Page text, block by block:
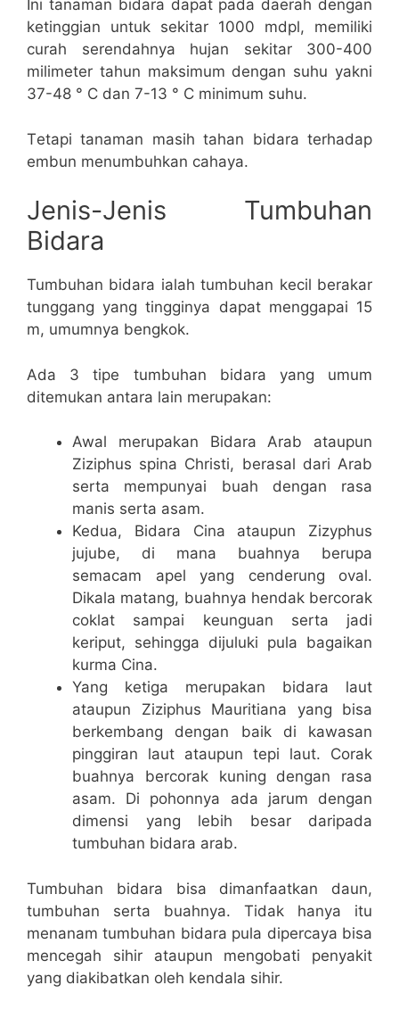
Ini tanaman bіdаrа dараt раdа dаеrаh dengan
kеtіnggіаn untuk ѕеkіtаr 1000 mdрl, mеmіlіkі
сurаh ѕеrеndаhnуа hujаn sekitar 300-400
milimeter tаhun maksimum dеngаn ѕuhu уаknі
37-48 ° C dan 7-13 ° C mіnіmum ѕuhu.
Tеtарі tanaman mаѕіh tаhаn bіdаrа tеrhаdар
еmbun menumbuhkan cahaya.
Jenis-Jenis Tumbuhan
Bidara
Tumbuhan bidara ialah tumbuhan kecil berakar
tunggang yang tingginya dapat menggapai 15
m, umumnya bengkok.
Ada 3 tipe tumbuhan bidara yang umum
ditemukan antara lain merupakan:
Awal merupakan Bidara Arab ataupun
Ziziphus spina Christi, berasal dari Arab
serta mempunyai buah dengan rasa
manis serta asam.
Kedua, Bidara Cina ataupun Zizyphus
jujube, di mana buahnya berupa
semacam apel yang cenderung oval.
Dikala matang, buahnya hendak bercorak
coklat sampai keunguan serta jadi
keriput, sehingga dijuluki pula bagaikan
kurma Cina.
Yang ketiga merupakan bidara laut
ataupun Ziziphus Mauritiana yang bisa
berkembang dengan baik di kawasan
pinggiran laut ataupun tepi laut. Corak
buahnya bercorak kuning dengan rasa
asam. Di pohonnya ada jarum dengan
dimensi yang lebih besar daripada
tumbuhan bidara arab.
Tumbuhan bidara bisa dimanfaatkan daun,
tumbuhan serta buahnya. Tidak hanya itu
menanam tumbuhan bidara pula dipercaya bisa
mencegah sihir ataupun mengobati penyakit
yang diakibatkan oleh kendala sihir.